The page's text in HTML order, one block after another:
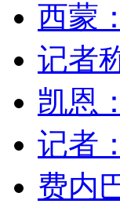
西蒙
记者
凯恩
记者
费内